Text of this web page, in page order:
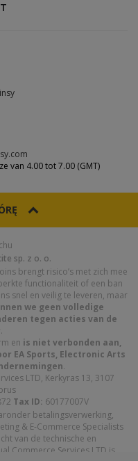
van 4.00 tot 7.00 (GMT)
sp. z o. o.
brengt risico’s met zich mee
functionaliteit of een ban
snel en veilig te leveren, maar
we geen volledige
tegen acties van de
.
en is niet verbonden aan,
EA Sports, Electronic Arts
.
LTD, Kerkyras 13, 3107
Tax ID: 60177007V
betalingsverwerking,
& E-Commerce Specialists
van de technische en
Commerce Services LTD is